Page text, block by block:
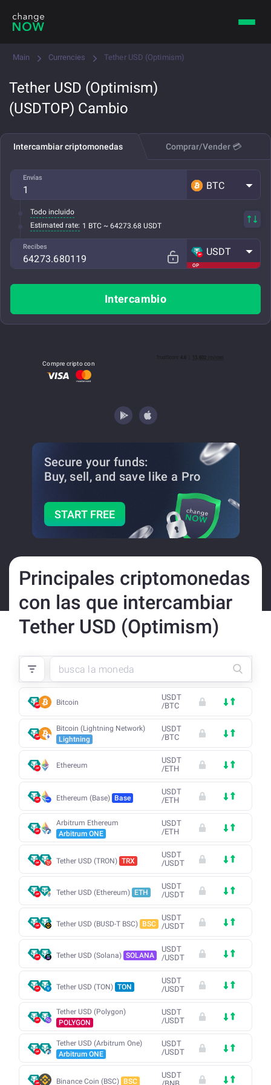
Main Currencies Tether USD (Optimism)
Tether USD (Optimism)
(USDTOP) Cambio
Intercambiar criptomonedas Comprar/Vender 💳
Envías
BTC
Todo incluido
Estimated rate: 1 BTC ~ 64273.68 USDT
Recibes
OP
USDT
Intercambio
Compre cripto con
Secure your funds:
Buy, sell, and save like a Pro
START FREE
Principales criptomonedas
con las que intercambiar
Tether USD (Optimism)
Bitcoin
USDT
/BTC
Bitcoin (Lightning Network)
Lightning
USDT
/BTC
Ethereum
USDT
/ETH
Ethereum (Base) Base
USDT
/ETH
Arbitrum Ethereum
Arbitrum ONE
USDT
/ETH
Tether USD (TRON) TRX
USDT
/USDT
Tether USD (Ethereum) ETH
USDT
/USDT
Tether USD (BUSD-T BSC) BSC
USDT
/USDT
Tether USD (Solana) SOLANA
USDT
/USDT
Tether USD (TON) TON
USDT
/USDT
Tether USD (Polygon)
POLYGON
USDT
/USDT
Tether USD (Arbitrum One)
Arbitrum ONE
USDT
/USDT
Binance Coin (BSC) BSC
USDT